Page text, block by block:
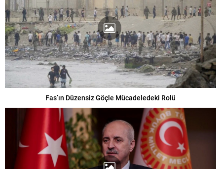
Fas’ın Düzensiz Göçle Mücadeledeki Rolü